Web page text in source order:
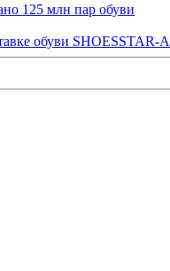
125 млн пар обуви
обуви SHOESSTAR-